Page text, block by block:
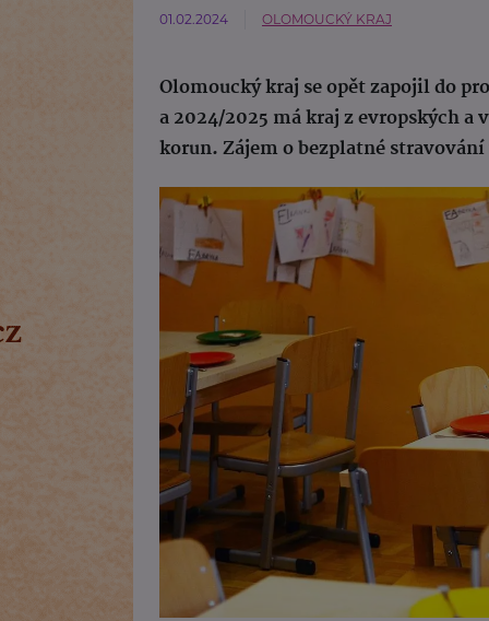
01.02.2024 OLOMOUCKÝ KRAJ
Olomoucký kraj se opět zapojil do
a 2024/2025 má kraj z evropských
korun. Zájem o bezplatné